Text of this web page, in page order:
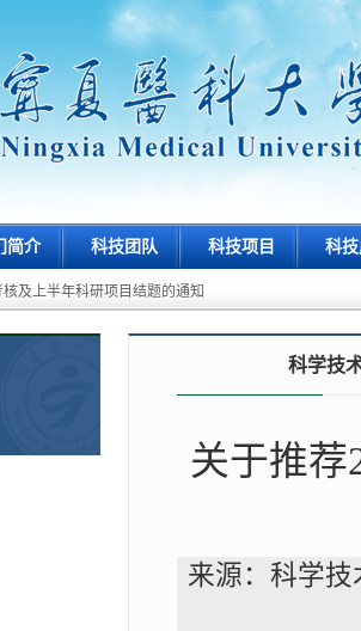
简介 科技团队 科技项目 科
及上半年科研项目结题的通知
科学技
关于推荐
来源：科学技